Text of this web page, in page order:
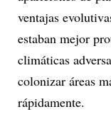
ventajas
estaban mejor
climáticas
colonizar áreas
rápidamente.